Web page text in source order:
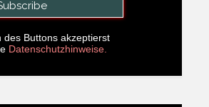
des Buttons akzeptierst
Datenschutzhinweise.